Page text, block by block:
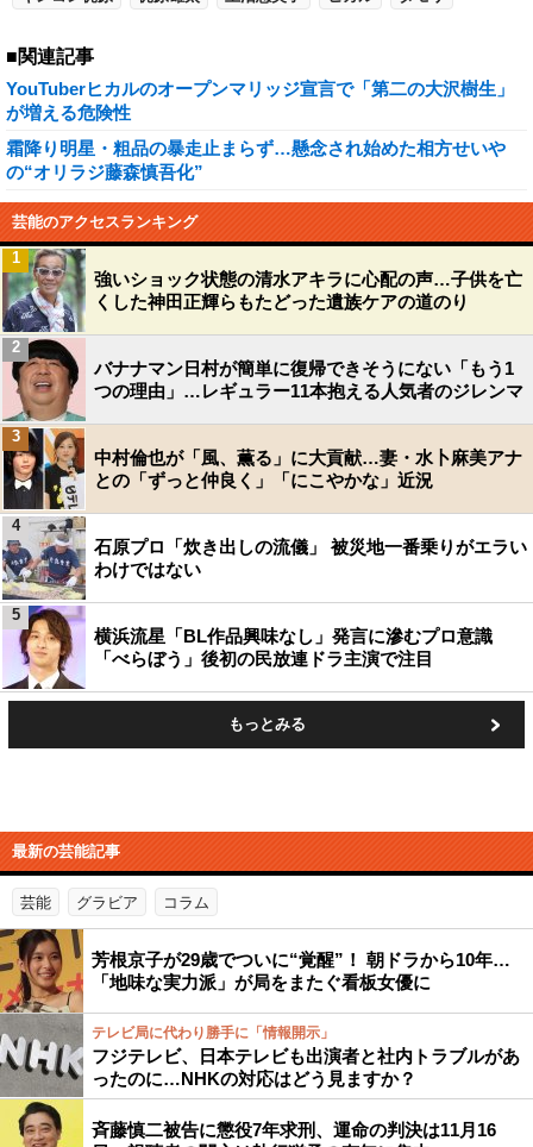
■関連記事
YouTuberヒカルのオープンマリッジ宣言で「第二の大沢樹生」
が増える危険性
霜降り明星・粗品の暴走止まらず…懸念され始めた相方せいや
の“オリラジ藤森慎吾化”
芸能のアクセスランキング
強いショック状態の清水アキラに心配の声…子供を亡
くした神田正輝らもたどった遺族ケアの道のり
1
バナナマン日村が簡単に復帰できそうにない「もう1
つの理由」…レギュラー11本抱える人気者のジレンマ
2
中村倫也が「風、薫る」に大貢献…妻・水卜麻美アナ
との「ずっと仲良く」「にこやかな」近況
3
石原プロ「炊き出しの流儀」 被災地一番乗りがエラい
わけではない
4
横浜流星「BL作品興味なし」発言に滲むプロ意識
「べらぼう」後初の民放連ドラ主演で注目
5
もっとみる
最新の芸能記事
芸能 グラビア コラム
芳根京子が29歳でついに“覚醒”！ 朝ドラから10年…
「地味な実力派」が局をまたぐ看板女優に
テレビ局に代わり勝手に「情報開示」
フジテレビ、日本テレビも出演者と社内トラブルがあ
ったのに…NHKの対応はどう見ますか？
斉藤慎二被告に懲役7年求刑、運命の判決は11月16